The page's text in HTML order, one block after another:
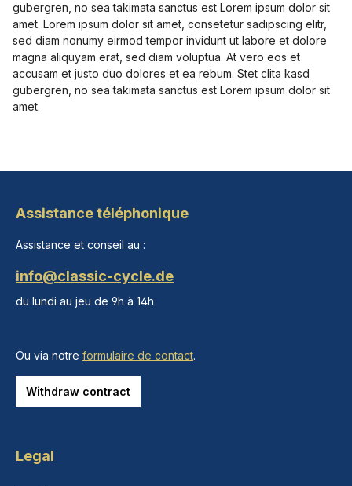
gubergren, no sea takimata sanctus est Lorem ipsum dolor sit
amet. Lorem ipsum dolor sit amet, consetetur sadipscing elitr,
sed diam nonumy eirmod tempor invidunt ut labore et dolore
magna aliquyam erat, sed diam voluptua. At vero eos et
accusam et justo duo dolores et ea rebum. Stet clita kasd
gubergren, no sea takimata sanctus est Lorem ipsum dolor sit
amet.
Assistance téléphonique
Assistance et conseil au :
info@classic-cycle.de
du lundi au jeu de 9h à 14h
Ou via notre formulaire de contact.
Withdraw contract
Legal